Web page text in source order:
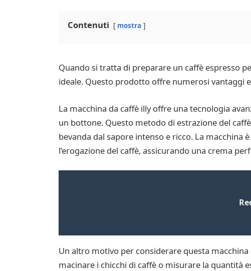
Contenuti mostra
Quando si tratta di preparare un caffè espresso
ideale. Questo prodotto offre numerosi vantaggi
La macchina da caffè illy offre una tecnologia
un bottone. Questo metodo di estrazione del
bevanda dal sapore intenso e ricco. La
l’erogazione del caffè, assicurando una crema
Un altro motivo per considerare questa macchina
macinare i chicchi di caffè o misurare la quantità